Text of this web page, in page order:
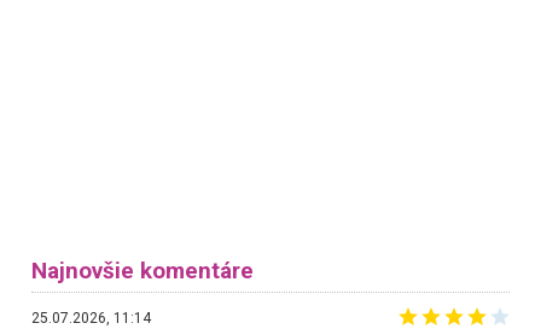
Najnovšie komentáre
25.07.2026, 11:14